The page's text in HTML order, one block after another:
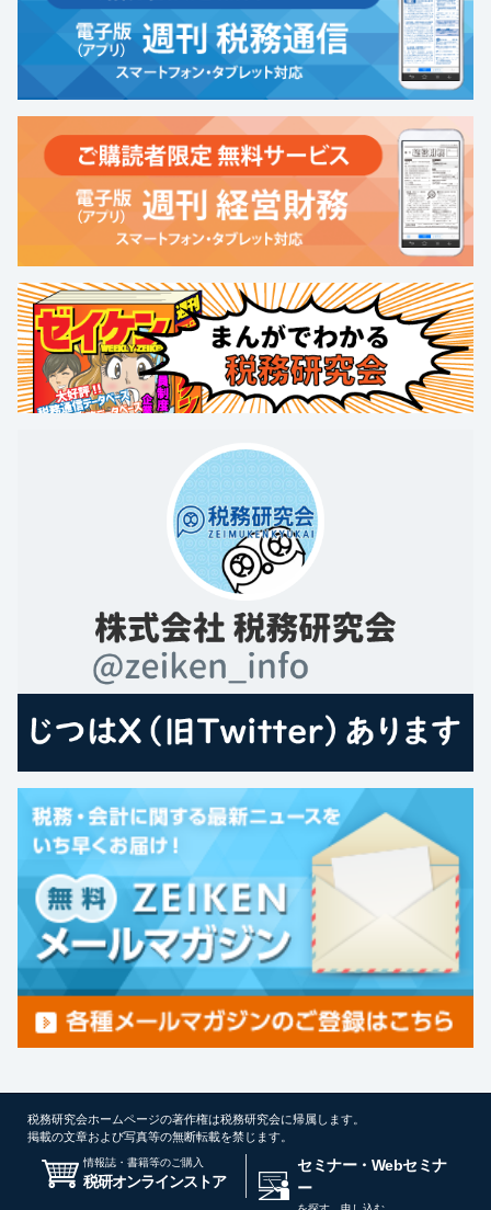
税務研究会ホームページの著作権は税務研究会に帰属します。
掲載の文章および写真等の無断転載を禁じます。
情報誌・書籍等のご購入
税研オンラインストア
セミナー・Webセミナ
ー